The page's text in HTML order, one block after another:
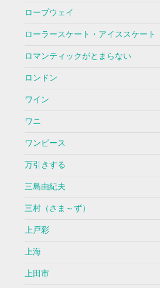
ロープウェイ
ローラースケート・アイススケート
ロマンティックがとまらない
ロンドン
ワイン
ワニ
ワンピース
万引きする
三島由紀夫
三村（さま～ず）
上戸彩
上海
上田市